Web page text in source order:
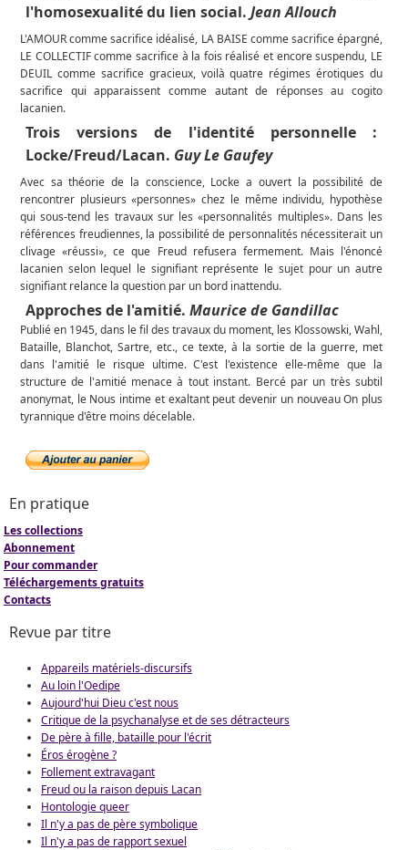
l'homosexualité du lien social. Jean Allouch
L'AMOUR comme sacrifice idéalisé, LA BAISE comme sacrifice épargné,
LE COLLECTIF comme sacrifice à la fois réalisé et encore suspendu, LE
DEUIL comme sacrifice gracieux, voilà quatre régimes érotiques du
sacrifice qui apparaissent comme autant de réponses au cogito
lacanien.
Trois versions de l'identité personnelle :
Locke/Freud/Lacan. Guy Le Gaufey
Avec sa théorie de la conscience, Locke a ouvert la possibilité de
rencontrer plusieurs «personnes» chez le même individu, hypothèse
qui sous-tend les travaux sur les «personnalités multiples». Dans les
références freudiennes, la possibilité de personnalités nécessiterait un
clivage «réussi», ce que Freud refusera fermement. Mais l'énoncé
lacanien selon lequel le signifiant représente le sujet pour un autre
signifiant relance la question par un bord inattendu.
Approches de l'amitié. Maurice de Gandillac
Publié en 1945, dans le fil des travaux du moment, les Klossowski, Wahl,
Bataille, Blanchot, Sartre, etc., ce texte, à la sortie de la guerre, met
dans l'amitié le risque ultime. C'est l'existence elle-même que la
structure de l'amitié menace à tout instant. Bercé par un très subtil
anonymat, le Nous intime et exaltant peut devenir un nouveau On plus
tyrannique d'être moins décelable.
En pratique
Les collections
Abonnement
Pour commander
Téléchargements gratuits
Contacts
Revue par titre
Appareils matériels-discursifs
Au loin l'Oedipe
Aujourd'hui Dieu c'est nous
Critique de la psychanalyse et de ses détracteurs
De père à fille, bataille pour l'écrit
Éros érogène ?
Follement extravagant
Freud ou la raison depuis Lacan
Hontologie queer
Il n'y a pas de père symbolique
Il n'y a pas de rapport sexuel